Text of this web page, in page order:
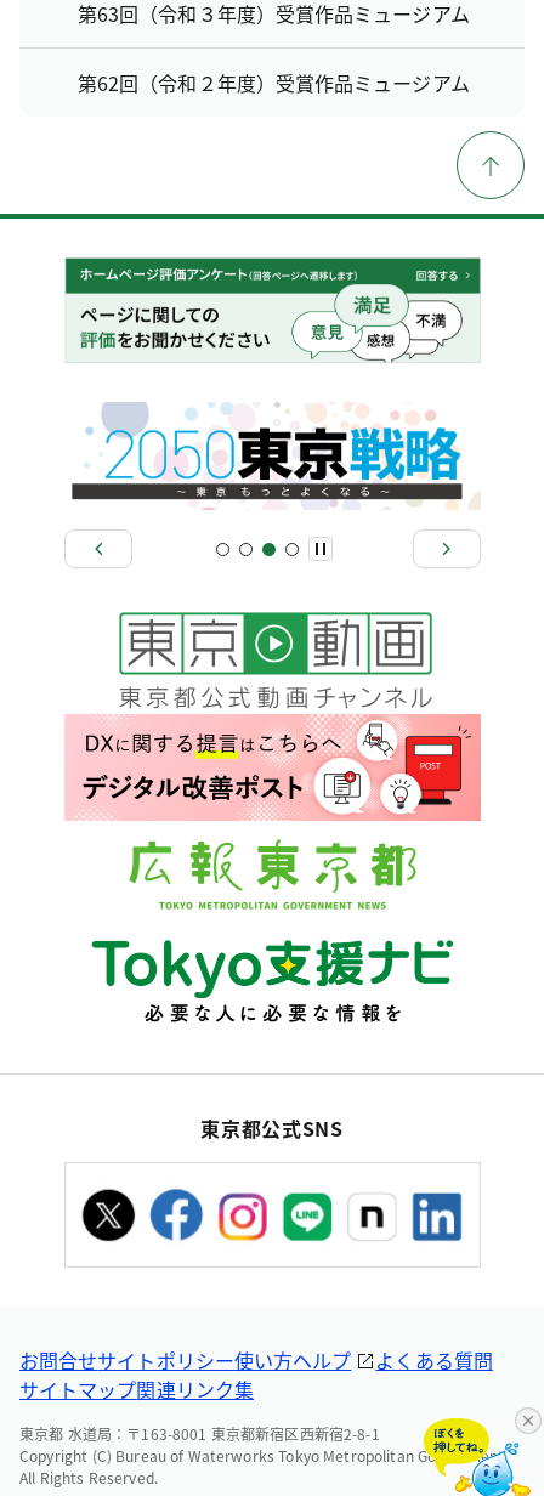
第63回（令和３年度）受賞作品ミュージアム
第62回（令和２年度）受賞作品ミュージアム
東京都公式SNS
お問合せサイトポリシー使い方ヘルプ
よくある質問
サイトマップ関連リンク集
東京都 水道局：〒163-8001 東京都新宿区西新宿2-8-1
Copyright (C) Bureau of Waterworks Tokyo Metropolitan Government.
All Rights Reserved.